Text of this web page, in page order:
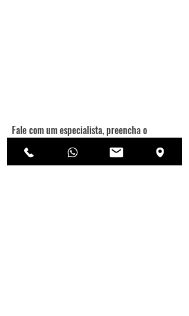
Fale com um especialista, preencha o
formulário abaixo para ver todo o portfólio.